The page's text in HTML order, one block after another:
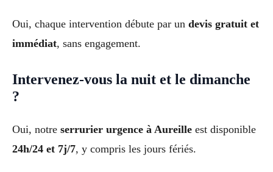
Oui, chaque intervention débute par un devis gratuit et
immédiat, sans engagement.
Intervenez-vous la nuit et le dimanche
?
Oui, notre serrurier urgence à Aureille est disponible
24h/24 et 7j/7, y compris les jours fériés.